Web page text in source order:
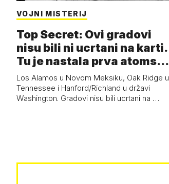
VOJNI MISTERIJ
Top Secret: Ovi gradovi
nisu bili ni ucrtani na karti.
Tu je nastala prva atoms…
Los Alamos u Novom Meksiku, Oak Ridge u
Tennessee i Hanford/Richland u državi
Washington. Gradovi nisu bili ucrtani na …